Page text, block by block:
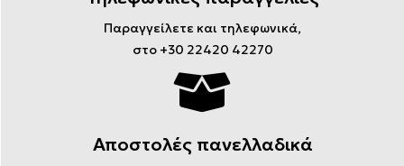
Παραγγείλετε και τηλεφωνικά,
στο +30 22420 42270
Αποστολές πανελλαδικά